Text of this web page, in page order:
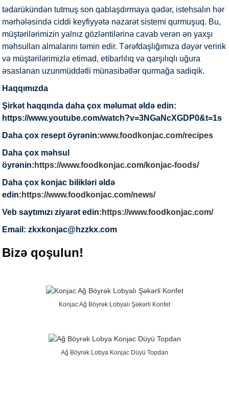
tədarükündən tutmuş son qablaşdırmaya qədər, istehsalın hər
mərhələsində ciddi keyfiyyətə nəzarət sistemi qurmuşuq. Bu,
müştərilərimizin yalnız gözləntilərinə cavab verən ən yaxşı
məhsulları almalarını təmin edir. Tərəfdaşlığımıza dəyər veririk
və müştərilərimizlə etimad, etibarlılıq və qarşılıqlı uğura
əsaslanan uzunmüddətli münasibətlər qurmağa sadiqik.
Haqqımızda
Şirkət haqqında daha çox məlumat əldə edin:
https://www.youtube.com/watch?v=3NGaNcXGDP0&t=1s
Daha çox resept öyrənin:www.foodkonjac.com/recipes
Daha çox məhsul
öyrənin: https://www.foodkonjac.com/konjac-foods/
Daha çox konjac bilikləri əldə
edin: https://www.foodkonjac.com/news/
Veb saytımızı ziyarət edin: https://www.foodkonjac.com/
Email: zkxkonjac@hzzkx.com
Bizə qoşulun!
Konjac Ağ Böyrək Lobyalı Şəkərli Konfet
Ağ Böyrək Lobya Konjac Düyü Topdan